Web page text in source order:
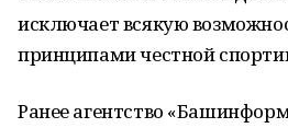
исключает всякую
принципами честной
Ранее агентство